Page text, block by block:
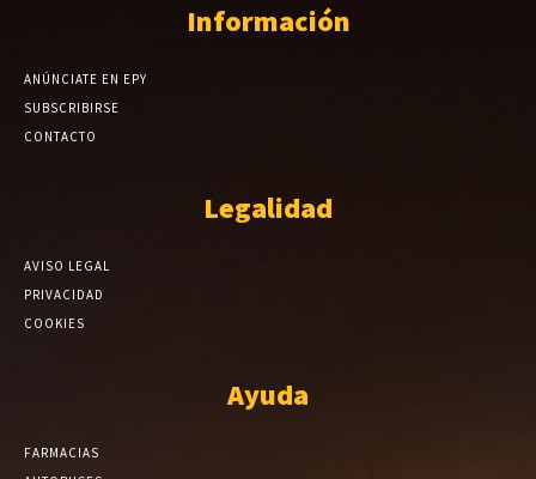
Información
ANÚNCIATE EN EPY
SUBSCRIBIRSE
CONTACTO
Legalidad
AVISO LEGAL
PRIVACIDAD
COOKIES
Ayuda
FARMACIAS